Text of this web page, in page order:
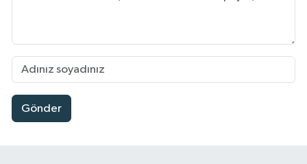
Gönder